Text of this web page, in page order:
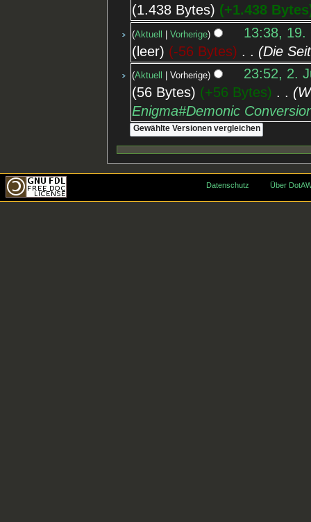
1.438 Bytes
+1.438 Bytes
Aktuell Vorherige
13:38, 19.
leer
-56 Bytes Die
Aktuell Vorherige
23:52, 2.
56 Bytes
+56 Bytes
Enigma#Demonic
Datenschutz Über